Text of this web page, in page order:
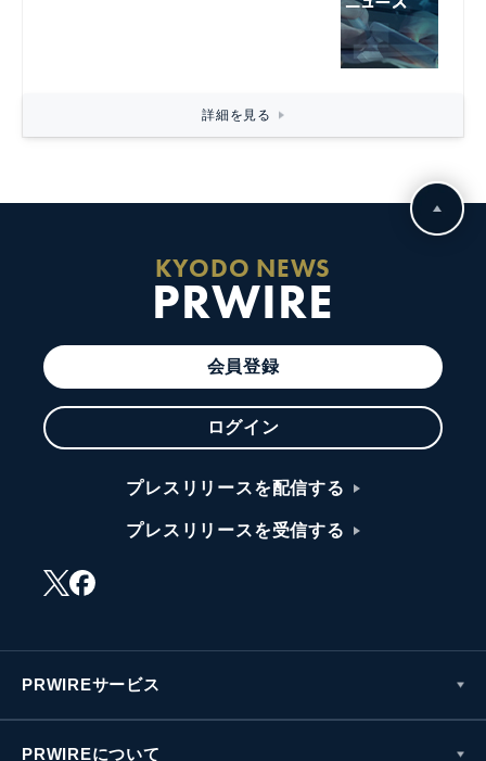
詳細を見る
KYODO NEWS
PRWIRE
会員登録
ログイン
プレスリリースを配信する
プレスリリースを受信する
PRWIREサービス
PRWIREについて